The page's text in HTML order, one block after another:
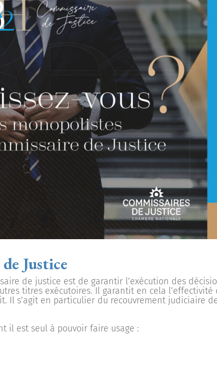
Justice
de justice est de garantir l’exécution des
titres exécutoires. Il garantit en cela l’effectivité
Il s’agit en particulier du recouvrement judiciaire
il est seul à pouvoir faire usage :